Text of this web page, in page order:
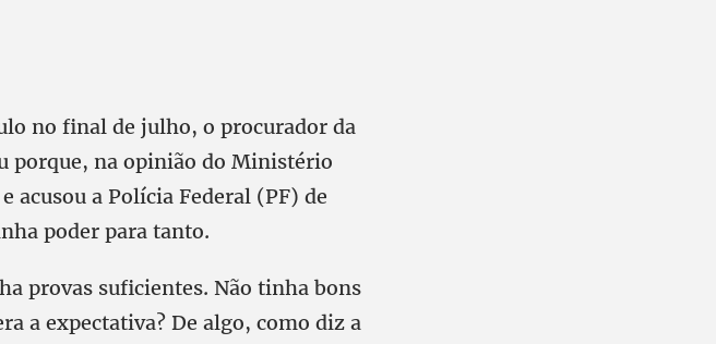
no final de julho, o procurador da
porque, na opinião do Ministério
acusou a Polícia Federal (PF) de
poder para tanto.
provas suficientes. Não tinha bons
a expectativa? De algo, como diz a